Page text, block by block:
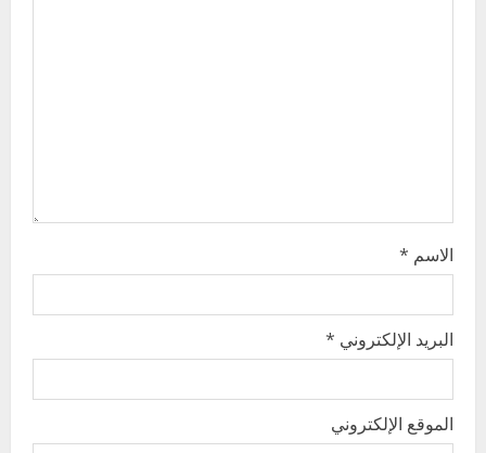
الاسم *
البريد الإلكتروني *
الموقع الإلكتروني